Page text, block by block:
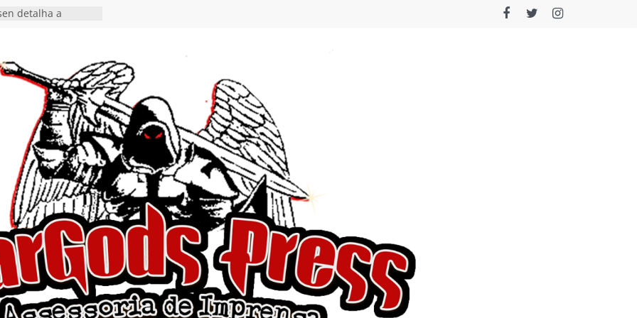
detalha a
“Eclipse”, segundo
“Dreaming”
e a artificialidade
e videoclipe de
gaúcha de Heavy
“Hellforge”
“Dead Flies
nas plataformas em
A. Romero